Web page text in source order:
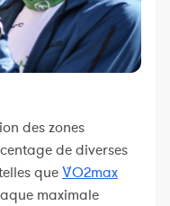
des zones
de diverses
queV̇O2max
maximale